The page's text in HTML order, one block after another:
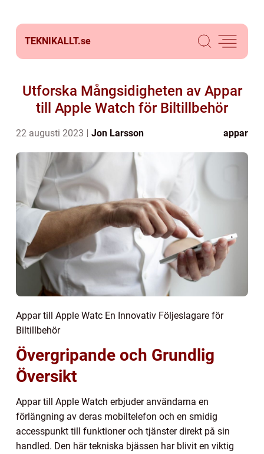
TEKNIKALLT.se
Utforska Mångsidigheten av Appar
till Apple Watch för Biltillbehör
22 augusti 2023 Jon Larsson appar
Appar till Apple Watc En Innovativ Följeslagare för
Biltillbehör
Övergripande och Grundlig
Översikt
Appar till Apple Watch erbjuder användarna en
förlängning av deras mobiltelefon och en smidig
accesspunkt till funktioner och tjänster direkt på sin
handled. Den här tekniska bjässen har blivit en viktig